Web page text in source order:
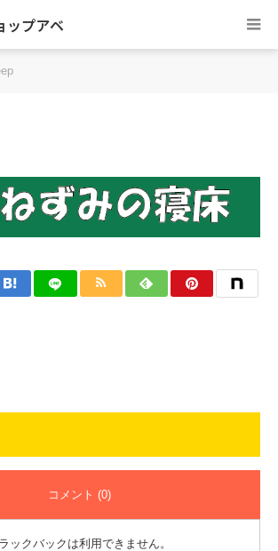
ップアベ
コメント (0)
ックバックは利用できません。